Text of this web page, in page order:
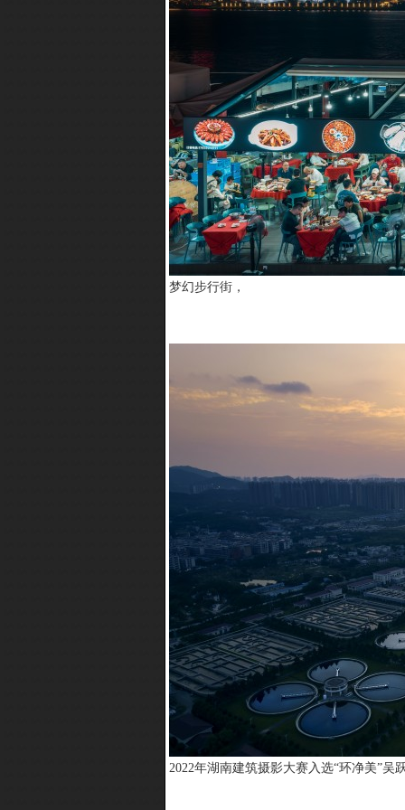
梦幻步行街，
2022年湖南建筑摄影大赛入选“环净美”吴